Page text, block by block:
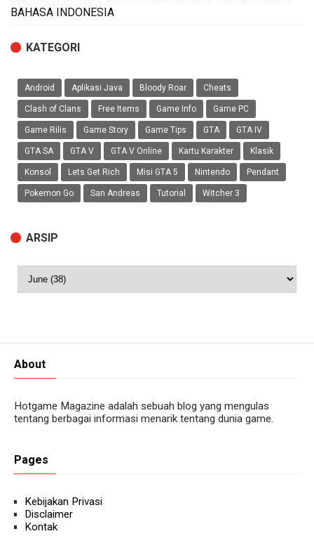
BAHASA INDONESIA
KATEGORI
Android Aplikasi Java Bloody Roar Cheats
Clash of Clans Free Items Game Info Game PC
Game Rilis Game Story Game Tips GTA GTA IV
GTA SA GTA V GTA V Online Kartu Karakter Klasik
Konsol Lets Get Rich Misi GTA 5 Nintendo Pendant
Pokemon Go San Andreas Tutorial Witcher 3
ARSIP
About
Hotgame Magazine adalah sebuah blog yang mengulas
tentang berbagai informasi menarik tentang dunia game.
Pages
Kebijakan Privasi
Disclaimer
Kontak